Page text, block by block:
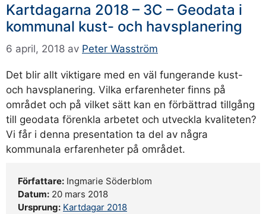
Kartdagarna 2018 – 3C – Geodata i
kommunal kust- och havsplanering
6 april, 2018 av Peter Wasström
Det blir allt viktigare med en väl fungerande kust-
och havsplanering. Vilka erfarenheter finns på
området och på vilket sätt kan en förbättrad tillgång
till geodata förenkla arbetet och utveckla kvaliteten?
Vi får i denna presentation ta del av några
kommunala erfarenheter på området.
Författare: Ingmarie Söderblom
Datum: 20 mars 2018
Ursprung: Kartdagar 2018